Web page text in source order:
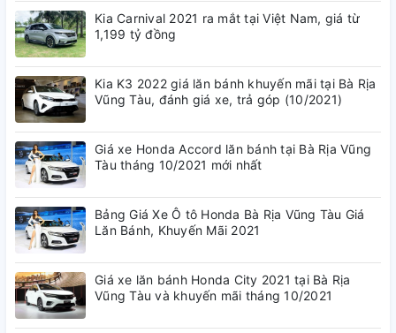
Cảm biến G-Sensor
Bảo vệ video khi có va chạm
Kết nối WIFI 5Ghz
Xem & Tải Video trực tiếp từ thiết bị nhanh chóng
Kia Carnival 2021 ra mắt tại Việt Nam, giá từ
1,199 tỷ đồng
Kia K3 2022 giá lăn bánh khuyến mãi tại Bà Rịa
Vũng Tàu, đánh giá xe, trả góp (10/2021)
Giá xe Honda Accord lăn bánh tại Bà Rịa Vũng
Tàu tháng 10/2021 mới nhất
Bảng Giá Xe Ô tô Honda Bà Rịa Vũng Tàu Giá
Lăn Bánh, Khuyến Mãi 2021
Giá xe lăn bánh Honda City 2021 tại Bà Rịa
Vũng Tàu và khuyến mãi tháng 10/2021